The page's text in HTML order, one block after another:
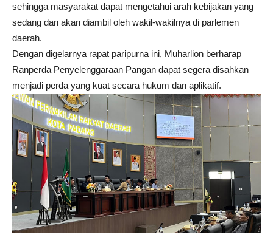
sehingga masyarakat dapat mengetahui arah kebijakan yang
sedang dan akan diambil oleh wakil-wakilnya di parlemen
daerah.
Dengan digelarnya rapat paripurna ini, Muharlion berharap
Ranperda Penyelenggaraan Pangan dapat segera disahkan
menjadi perda yang kuat secara hukum dan aplikatif.